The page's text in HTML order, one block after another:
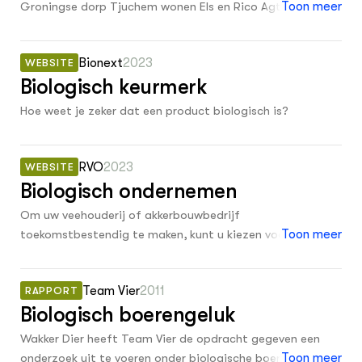
omschakeling naar biologische melkveehouderij. Je vindt
van deze pagina.
Groningse dorp Tjuchem wonen Els en Rico Agterberg
kaasmakerij en hebben er bewust voor gekozen om hun
biologische kaas alleen in de eigen winkel te verkopen.
Toon meer
WEBSITE Bionext2023
Biologisch keurmerk
Hoe weet je zeker dat een product biologisch is?
WEBSITE RVO2023
Biologisch ondernemen
Om uw veehouderij of akkerbouwbedrijf
toekomstbestendig te maken, kunt u kiezen voor
biologisch te ondernemen? Waar vindt u meer kennis over
biologische landbouw? En wie kan u verder helpen? Wij
geven u een overzicht van de mogelijkheden.
Toon meer
RAPPORT Team Vier2011
Biologisch boerengeluk
Wakker Dier heeft Team Vier de opdracht gegeven een
onderzoek uit te voeren onder biologische boeren. Door
Toon meer